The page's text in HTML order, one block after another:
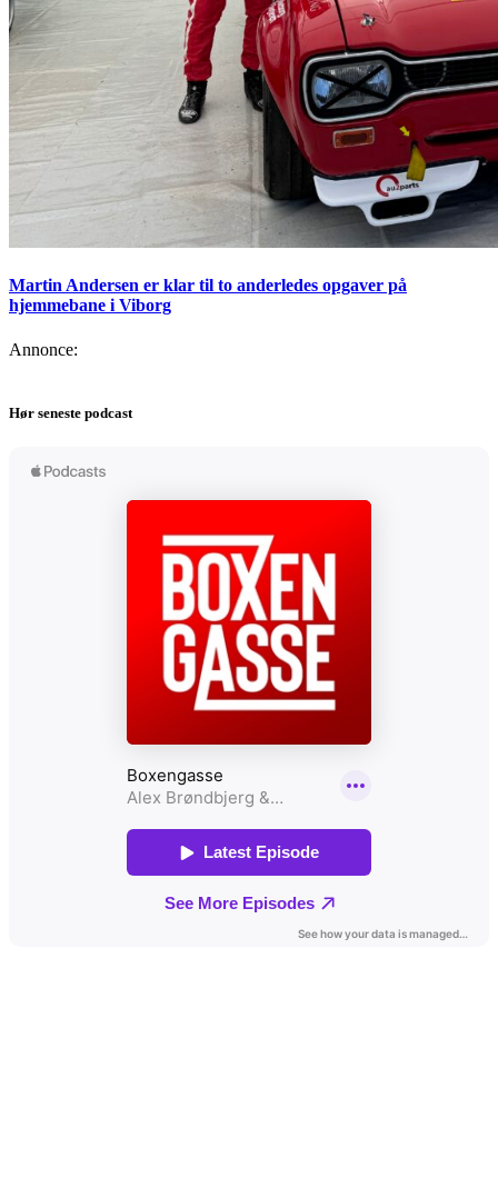
Martin Andersen er klar til to anderledes opgaver på
hjemmebane i Viborg
Annonce:
Hør seneste podcast